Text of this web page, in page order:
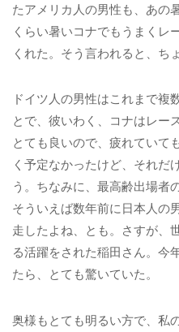
たアメリカ人の男性も、あの
くらい暑いコナでもうまくレ
くれた。そう言われると、ち
ドイツ人の男性はこれまで複
とで、彼いわく、コナはレー
とても良いので、疲れていて
く予定なかったけど、それだ
う。ちなみに、最高齢出場者
そういえば数年前に日本人の
走したよね、とも。さすが、
る活躍をされた稲田さん。今
たら、とても驚いていた。
奥様もとても明るい方で、私